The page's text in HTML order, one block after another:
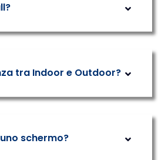
tra Indoor e Outdoor?
schermo?